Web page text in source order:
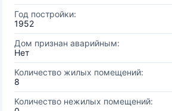
Год постройки:
1952
Дом признан аварийным:
Нет
Количество жилых помещений:
8
Количество нежилых помещений: